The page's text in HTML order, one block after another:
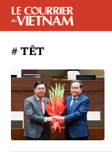
# TÊT